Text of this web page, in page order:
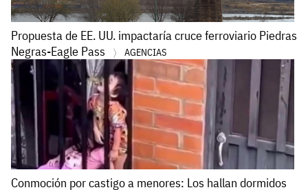
Propuesta de EE. UU. impactaría cruce ferroviario Piedras
Negras-Eagle Pass
AGENCIAS
Conmoción por castigo a menores: Los hallan dormidos